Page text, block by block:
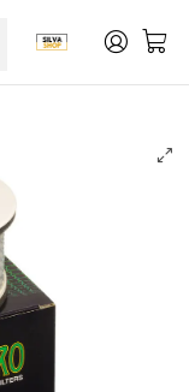
Ar
Hiflofiltro
FZS600 Fazer